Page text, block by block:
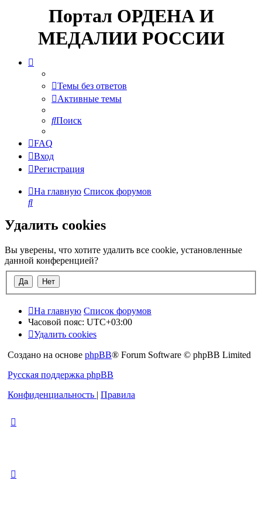
Портал ОРДЕНА И
МЕДАЛИИ РОССИИ
Темы без ответов
Активные темы
Поиск
FAQ
Вход
Регистрация
На главную Список форумов
Поиск
Удалить cookies
Вы уверены, что хотите удалить все cookie, установленные
данной конференцией?
На главную Список форумов
Часовой пояс: UTC+03:00
Удалить cookies
Создано на основе phpBB® Forum Software © phpBB Limited
Русская поддержка phpBB
Конфиденциальность | Правила